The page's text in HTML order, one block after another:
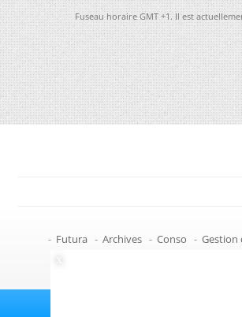
Fuseau horaire GMT +1. Il est
- Futura - Archives - Conso - Gestion